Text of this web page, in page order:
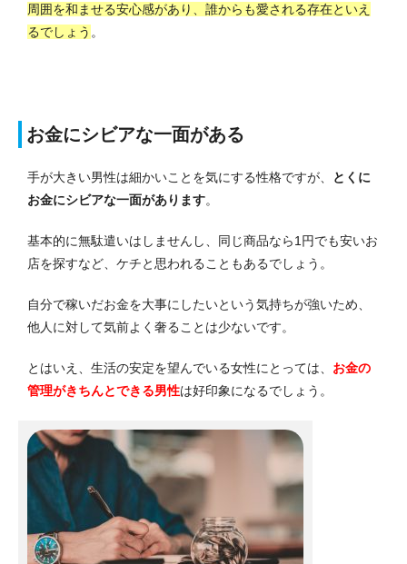
周囲を和ませる安心感があり、誰からも愛される存在といえ
るでしょう 。
お金にシビアな一面がある
手が大きい男性は細かいことを気にする性格ですが、
とくに
お金にシビアな一面があります。
基本的に無駄遣いはしませんし、同じ商品なら1円でも安いお
店を探すなど、ケチと思われることもあるでしょう。
自分で稼いだお金を大事にしたいという気持ちが強いため、
他人に対して気前よく奢ることは少ないです。
とはいえ、生活の安定を望んでいる女性にとっては、 お金の
管理がきちんとできる男性は好印象になるでしょう。